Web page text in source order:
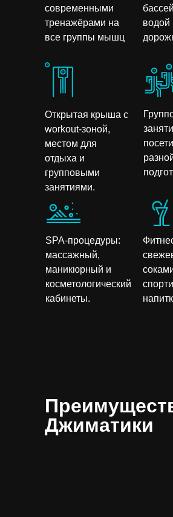
современными
тренажёрами на
все группы мышц
водой
Открытая крыша с
workout-зоной,
местом для
отдыха и
групповыми
занятиями.
SPA-процедуры:
массажный,
маникюрный и
косметологический
кабинеты.
Джиматики